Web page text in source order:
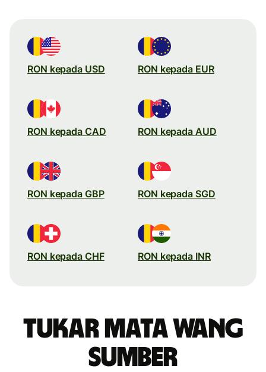
RON kepada USD RON kepada EUR
RON kepada CAD RON kepada AUD
RON kepada GBP RON kepada SGD
RON kepada CHF RON kepada INR
Tukar mata wang
sumber